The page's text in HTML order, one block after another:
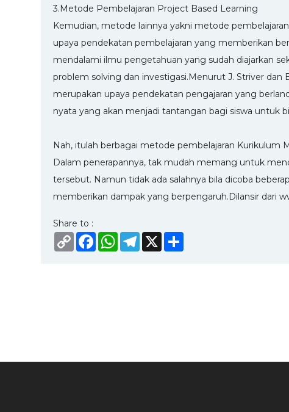
3.Metode Pembelajaran Project Based Learning
Kemudian, metode lainnya yakni metode
upaya pendekatan pembelajaran yang memberikan
mendalami ilmu pengetahuan yang sudah diajarkan
problem solving dan investigasi.Menurut J. Striver
merupakan upaya pendekatan pengajaran yang
nyata yang akan menjadi tantangan bagi siswa untuk
Nah, itulah berbagai metode pembelajaran Kurikulum
Dalam penerapannya, tak mudah memang untuk
tersebut. Namun tidak ada salahnya bila dicoba
memberikan dampak yang berpengaruh.Dilansir dari
Share to :
Copy
Link
FacebookWhatsApp
Telegram
X